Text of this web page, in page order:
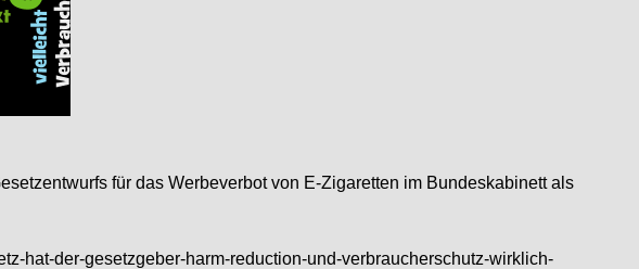
für das Werbeverbot von E-Zigaretten im Bundeskabinett als
hat-der-gesetzgeber-harm-reduction-und-verbraucherschutz-wirklich-